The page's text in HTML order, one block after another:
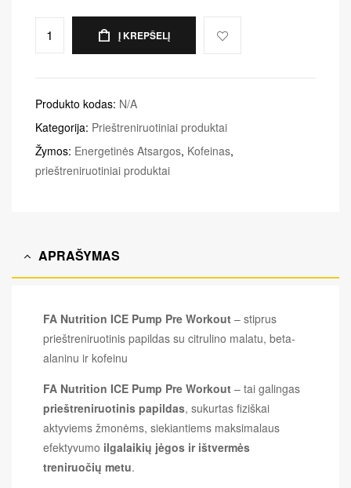
Į KREPŠELĮ
Produkto kodas: N/A
Kategorija: Prieštreniruotiniai produktai
Žymos: Energetinės Atsargos, Kofeinas,
prieštreniruotiniai produktai
APRAŠYMAS
FA Nutrition ICE Pump Pre Workout – stiprus
prieštreniruotinis papildas su citrulino malatu, beta-
alaninu ir kofeinu
FA Nutrition ICE Pump Pre Workout – tai galingas
prieštreniruotinis papildas, sukurtas fiziškai
aktyviems žmonėms, siekiantiems maksimalaus
efektyvumo ilgalaikių jėgos ir ištvermės
treniruočių metu.